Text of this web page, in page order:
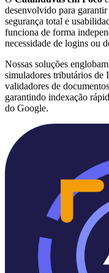
desenvolvido para
segurança total e
funciona de forma
necessidade de logins ou
Nossas soluções
simuladores tributários de
validadores de
garantindo indexação
do Google.